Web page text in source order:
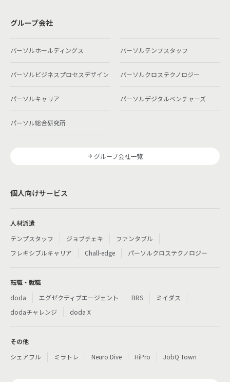
グループ会社
パーソルホールディングス パーソルテンプスタッフ
パーソルビジネスプロセスデザイン パーソルクロステクノロジー
パーソルキャリア パーソルデジタルベンチャーズ
パーソル総合研究所
グループ会社一覧
個人向けサービス
人材派遣
テンプスタッフ
ジョブチェキ
ファンタブル
フレキシブルキャリア
Chall-edge パーソルクロステクノロジー
転職・就職
doda
エグゼクティブエージェント BRS
ミイダス
dodaチャレンジ
doda X
その他
シェアフル
ミラトレ Neuro Dive HiPro JobQ Town